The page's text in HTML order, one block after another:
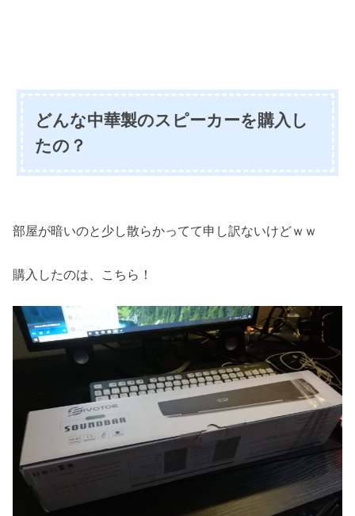
どんな中華製のスピーカーを購入し
たの？
部屋が暗いのと少し散らかってて申し訳ないけどｗｗ
購入したのは、こちら！